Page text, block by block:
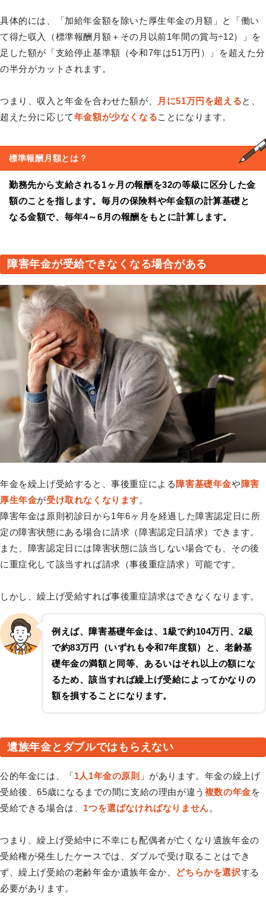
具体的には、「加給年金額を除いた厚生年金の月額」と「働い
て得た収入（標準報酬月額＋その月以前1年間の賞与÷12）」を
足した額が「支給停止基準額（令和7年は51万円）」を超えた分
の半分がカットされます。
つまり、収入と年金を合わせた額が、 月に51万円を超えると、
超えた分に応じて年金額が少なくなることになります。
標準報酬月額とは？
勤務先から支給される1ヶ月の報酬を32の等級に区分した金
額のことを指します。毎月の保険料や年金額の計算基礎と
なる金額で、毎年4～6月の報酬をもとに計算します。
障害年金が受給できなくなる場合がある
年金を繰上げ受給すると、事後重症による 障害基礎年金や障害
厚生年金が受け取れなくなります。
障害年金は原則初診日から1年6ヶ月を経過した障害認定日に所
定の障害状態にある場合に請求（障害認定日請求）できます。
また、障害認定日には障害状態に該当しない場合でも、その後
に重症化して該当すれば請求（事後重症請求）可能です。
しかし、繰上げ受給すれば事後重症請求はできなくなります。
例えば、障害基礎年金は、 1級で約104万円 、2級
で約83万円
（いずれも令和7年度額）と、老齢基
礎年金の満額と同等、あるいはそれ以上の額にな
るため、該当すれば繰上げ受給によってかなりの
額を損することになります。
遺族年金とダブルではもらえない
公的年金には、「1人1年金の原則 」があります。年金の繰上げ
受給後、65歳になるまでの間に支給の理由が違う 複数の年金を
受給できる場合は、 1つを選ばなければなりません。
つまり、繰上げ受給中に不幸にも配偶者が亡くなり遺族年金の
受給権が発生したケースでは、ダブルで受け取ることはでき
ず、繰上げ受給の老齢年金か遺族年金か、 どちらかを選択する
必要があります。